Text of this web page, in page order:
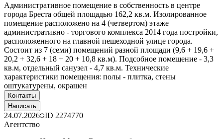
Административное помещение в собственность в центре
города Бреста общей площадью 162,2 кв.м. Изолированное
помещение расположено на 4 (четвертом) этаже
административно - торгового комплекса 2014 года постройки,
расположенного на главной пешеходной улице города.
Состоит из 7 (семи) помещений разной площади (9,6 + 19,6 +
20,2 + 32,6 + 18 + 20 + 10,8 кв.м). Подсобное помещение - 3,3
кв.м, отдельный санузел - 4,7 кв.м. Технические
характеристики помещения: полы - плитка, стены
оштукатурены, окрашен
Контакты
Написать
24.07.2026 ID 2274770
Агентство